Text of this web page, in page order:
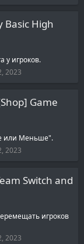
Basic High
у игроков.
2023
Game
или Меньше".
2023
Switch and
игроков
2023